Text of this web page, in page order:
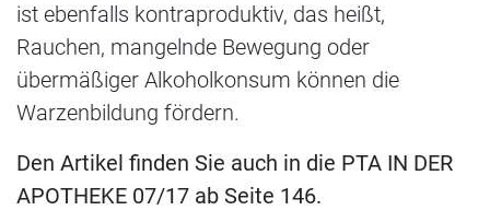
ist ebenfalls kontraproduktiv, das heißt,
Rauchen, mangelnde Bewegung oder
übermäßiger Alkoholkonsum können die
Warzenbildung fördern.
Den Artikel finden Sie auch in die PTA IN DER
APOTHEKE 07/17 ab Seite 146.